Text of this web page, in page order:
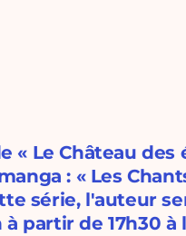
« Le Château des
: « Les
série, l'auteur
partir de 17h30 à